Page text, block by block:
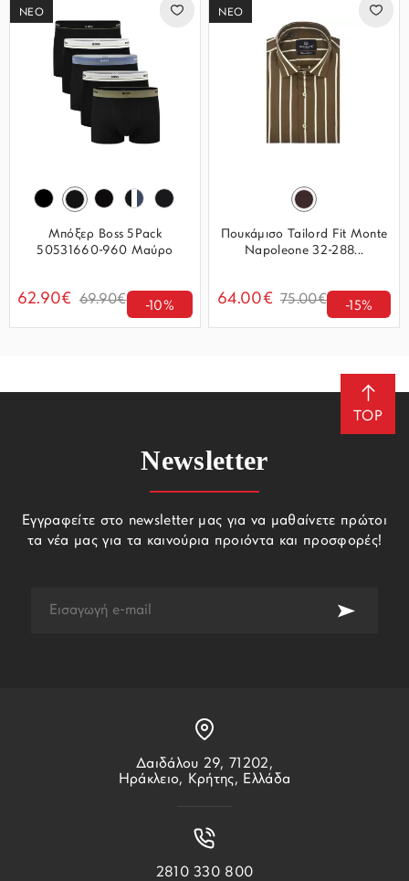
ΝΕΟ
Μπόξερ Boss 5Pack
50531660-960 Μαύρο
62.90€ 69.90€ -10%
ΝΕΟ
Πουκάμισο Tailord Fit Monte
Napoleone 32-288...
64.00€ 75.00€ -15%
TOP
Δαιδάλου 29, 71202,
Ηράκλειο, Κρήτης, Ελλάδα
2810 330 800
Newsletter
Εγγραφείτε στο newsletter μας για να μαθαίνετε πρώτοι
τα νέα μας για τα καινούρια προιόντα και προσφορές!